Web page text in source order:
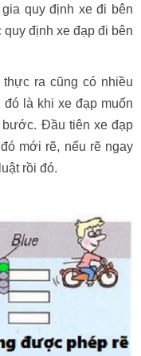
quy định xe đi bên
định xe đạp đi bên
ra cũng có nhiều
đó là khi xe đạp muốn
Đầu tiên xe đạp
mới rẽ, nếu rẽ ngay
rồi đó.